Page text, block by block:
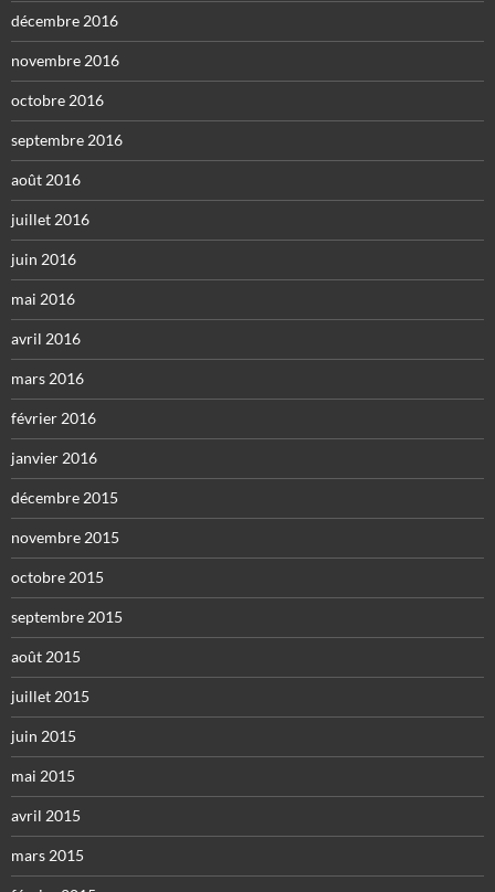
décembre 2016
novembre 2016
octobre 2016
septembre 2016
août 2016
juillet 2016
juin 2016
mai 2016
avril 2016
mars 2016
février 2016
janvier 2016
décembre 2015
novembre 2015
octobre 2015
septembre 2015
août 2015
juillet 2015
juin 2015
mai 2015
avril 2015
mars 2015